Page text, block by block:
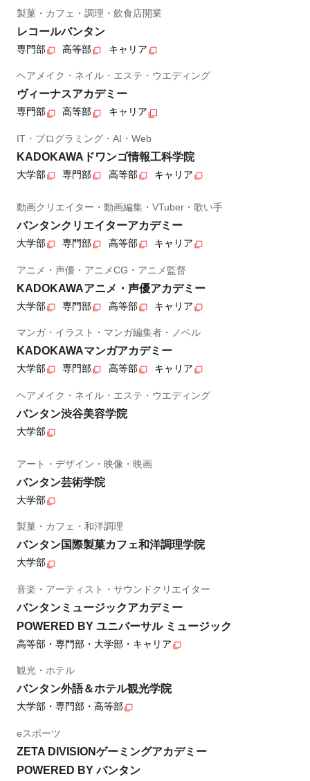
製菓・カフェ・調理・飲食店開業
レコールバンタン
専門部 高等部 キャリア
ヘアメイク・ネイル・エステ・ウエディング
ヴィーナスアカデミー
専門部 高等部 キャリア
IT・プログラミング・AI・Web
KADOKAWAドワンゴ情報工科学院
大学部 専門部 高等部 キャリア
動画クリエイター・動画編集・VTuber・歌い手
バンタンクリエイターアカデミー
大学部 専門部 高等部 キャリア
アニメ・声優・アニメCG・アニメ監督
KADOKAWAアニメ・声優アカデミー
大学部 専門部 高等部 キャリア
マンガ・イラスト・マンガ編集者・ノベル
KADOKAWAマンガアカデミー
大学部 専門部 高等部 キャリア
ヘアメイク・ネイル・エステ・ウエディング
バンタン渋谷美容学院
大学部
アート・デザイン・映像・映画
バンタン芸術学院
大学部
製菓・カフェ・和洋調理
バンタン国際製菓カフェ和洋調理学院
大学部
音楽・アーティスト・サウンドクリエイター
バンタンミュージックアカデミー
POWERED BY ユニバーサル ミュージック
高等部・専門部・大学部・キャリア
観光・ホテル
バンタン外語＆ホテル観光学院
大学部・専門部・高等部
eスポーツ
ZETA DIVISIONゲーミングアカデミー
POWERED BY バンタン